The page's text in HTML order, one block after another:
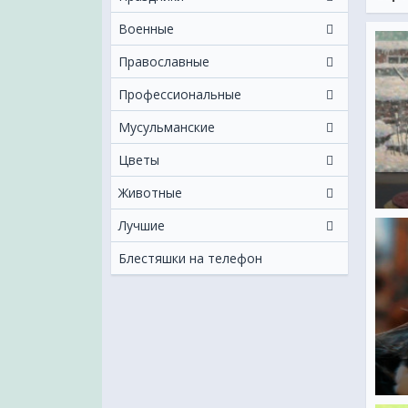
Военные
Православные
Профессиональные
Мусульманские
Цветы
Животные
Лучшие
Блестяшки на телефон